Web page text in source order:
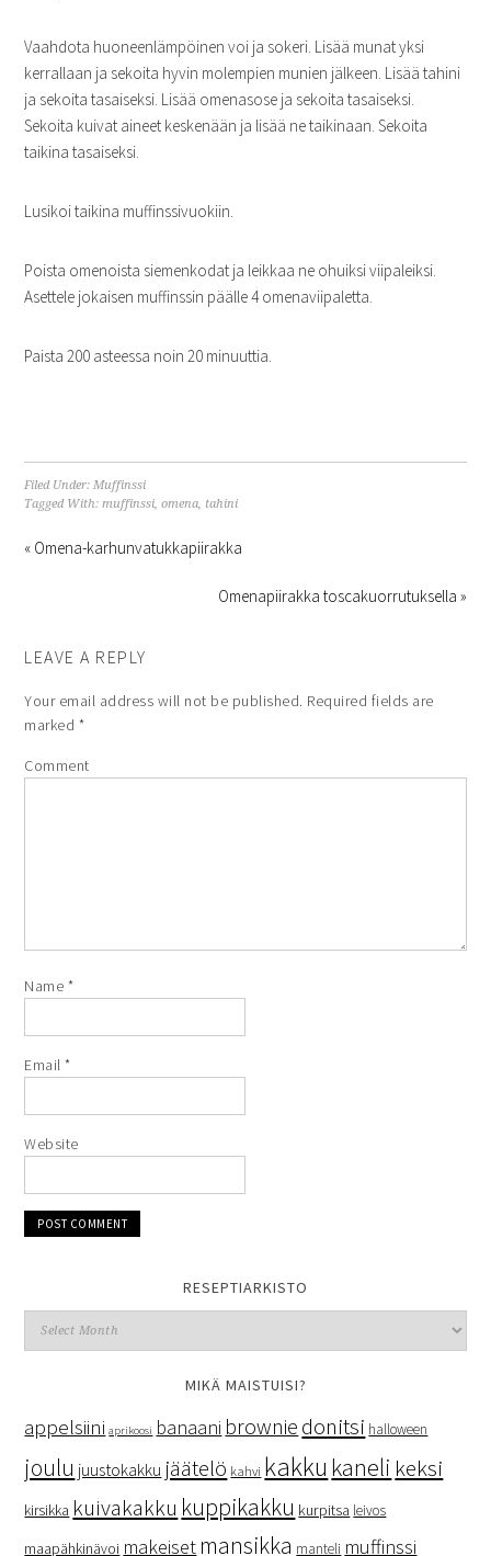
Vaahdota huoneenlämpöinen voi ja sokeri. Lisää munat yksi
kerrallaan ja sekoita hyvin molempien munien jälkeen. Lisää tahini
ja sekoita tasaiseksi. Lisää omenasose ja sekoita tasaiseksi.
Sekoita kuivat aineet keskenään ja lisää ne taikinaan. Sekoita
taikina tasaiseksi.
Lusikoi taikina muffinssivuokiin.
Poista omenoista siemenkodat ja leikkaa ne ohuiksi viipaleiksi.
Asettele jokaisen muffinssin päälle 4 omenaviipaletta.
Paista 200 asteessa noin 20 minuuttia.
Filed Under:Muffinssi
Tagged With:muffinssi,omena, tahini
« Omena-karhunvatukkapiirakka
Omenapiirakka toscakuorrutuksella »
LEAVE A REPLY
Your email address will not be published. Required fields are
marked *
Comment
Name *
Email*
Website
RESEPTIARKISTO
MIKÄ MAISTUISI?
appelsiini aprikoosi banaani brownie donitsi halloween
joulu juustokakku jäätelö kahvi kakku kaneli keksi
kirsikka kuivakakku kuppikakku kurpitsa leivos
maapähkinävoi makeiset mansikka manteli muffinssi